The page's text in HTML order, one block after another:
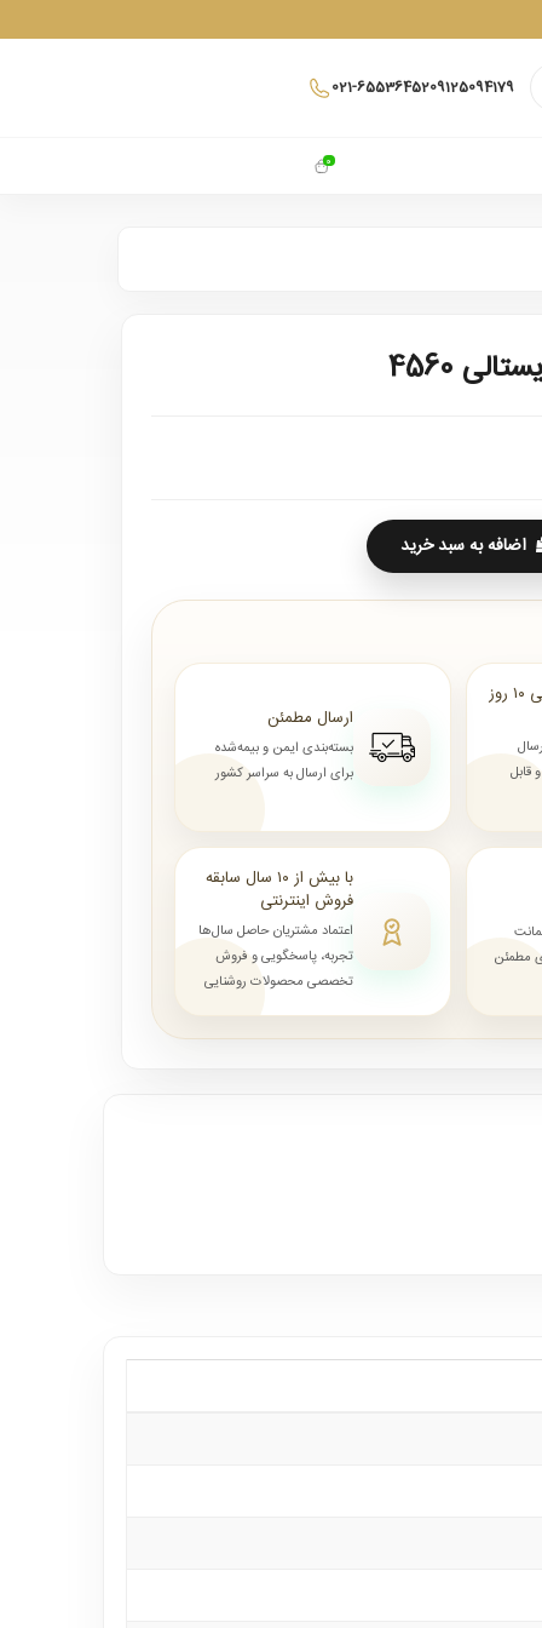
021-6553645209125094179
0
4560
اضافه به سبد خرید
ارسال از ۷ روز الی ۱۰ روز
ارسال مطمئن
بسته‌بندی ایمن و بیمه‌شده
برای ارسال به سراسر کشور
مطمئن
با بیش از ۱۰ سال سابقه
فروش اینترنتی
اعتماد مشتریان حاصل سال‌ها
تجربه، پاسخگویی و فروش
تخصصی محصولات روشنایی